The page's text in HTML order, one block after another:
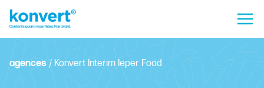
agences / Konvert Interim Ieper Food